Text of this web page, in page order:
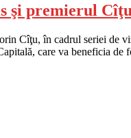
şi premierul Cîţu
Cîţu, în cadrul seriei de
care va beneficia